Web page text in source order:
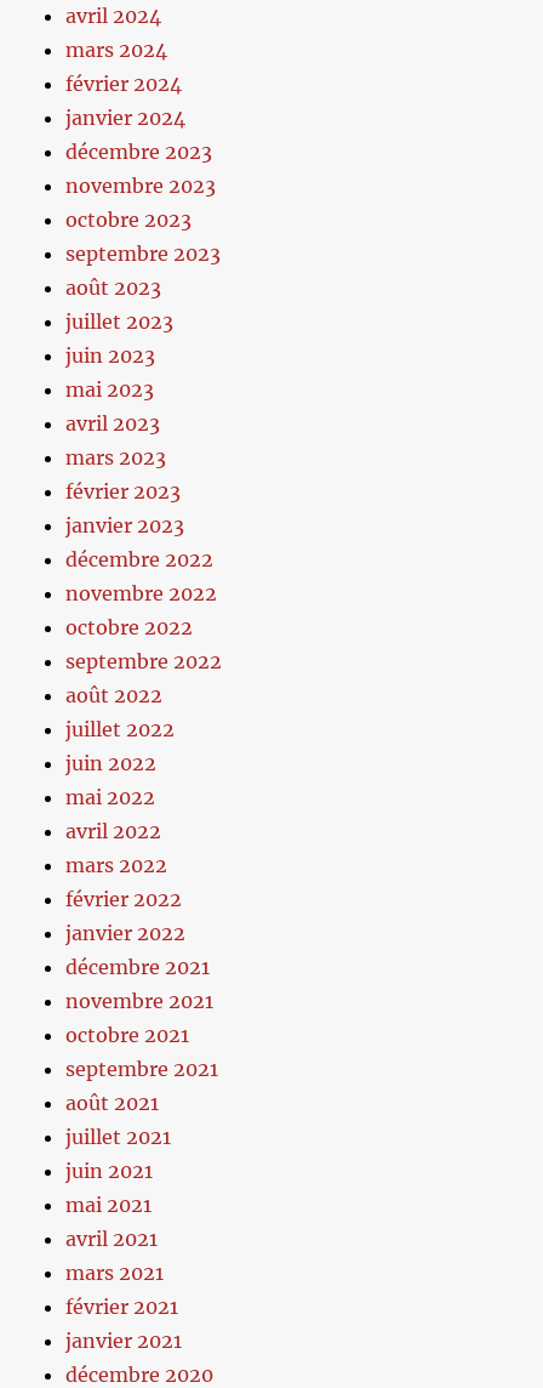
avril 2024
mars 2024
février 2024
janvier 2024
décembre 2023
novembre 2023
octobre 2023
septembre 2023
août 2023
juillet 2023
juin 2023
mai 2023
avril 2023
mars 2023
février 2023
janvier 2023
décembre 2022
novembre 2022
octobre 2022
septembre 2022
août 2022
juillet 2022
juin 2022
mai 2022
avril 2022
mars 2022
février 2022
janvier 2022
décembre 2021
novembre 2021
octobre 2021
septembre 2021
août 2021
juillet 2021
juin 2021
mai 2021
avril 2021
mars 2021
février 2021
janvier 2021
décembre 2020